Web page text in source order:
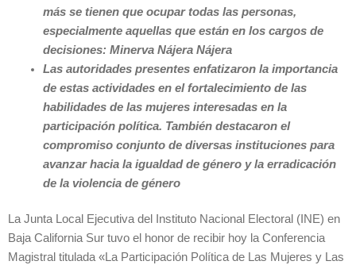
más se tienen que ocupar todas las personas,
especialmente aquellas que están en los cargos de
decisiones: Minerva Nájera Nájera
Las autoridades presentes enfatizaron la importancia
de estas actividades en el fortalecimiento de las
habilidades de las mujeres interesadas en la
participación política. También destacaron el
compromiso conjunto de diversas instituciones para
avanzar hacia la igualdad de género y la erradicación
de la violencia de género
La Junta Local Ejecutiva del Instituto Nacional Electoral (INE) en
Baja California Sur tuvo el honor de recibir hoy la Conferencia
Magistral titulada «La Participación Política de Las Mujeres y Las